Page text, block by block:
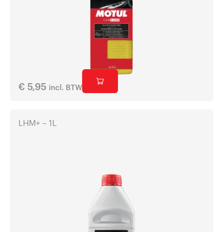
€ 5,95 incl. BTW
LHM+ – 1L